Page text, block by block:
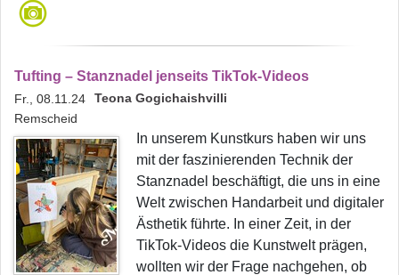
Tufting – Stanznadel jenseits TikTok-Videos
Fr., 08.11.24 Teona Gogichaishvilli
Remscheid
In unserem Kunstkurs haben wir uns
mit der faszinierenden Technik der
Stanznadel beschäftigt, die uns in eine
Welt zwischen Handarbeit und digitaler
Ästhetik führte. In einer Zeit, in der
TikTok-Videos die Kunstwelt prägen,
wollten wir der Frage nachgehen, ob